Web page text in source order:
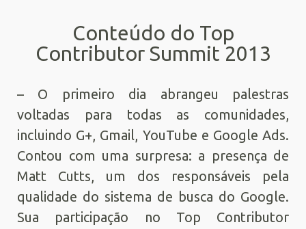
Conteúdo do Top
Contributor Summit 2013
– O primeiro dia abrangeu palestras
voltadas para todas as comunidades,
incluindo G+, Gmail, YouTube e Google Ads.
Contou com uma surpresa: a presença de
Matt Cutts, um dos responsáveis pela
qualidade do sistema de busca do Google.
Sua participação no Top Contributor